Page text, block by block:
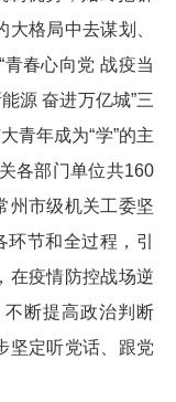
格局中去谋划、
春心向党 战疫当
源 奋进万亿城”三
青年成为“学”的主
各部门单位共160
州市级机关工委坚
节和全过程，引
在疫情防控战场逆
断提高政治判断
坚定听党话、跟党